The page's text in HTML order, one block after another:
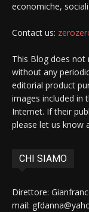
economiche,
Contact us:
This Blog does not
without any
editorial product
images included in
Internet. If their
please let us know
CHI SIAMO
Direttore:
mail: